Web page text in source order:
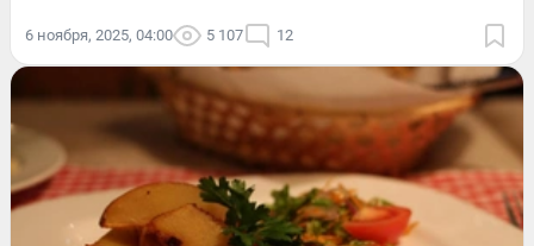
6 ноября, 2025, 04:00 5 107 12